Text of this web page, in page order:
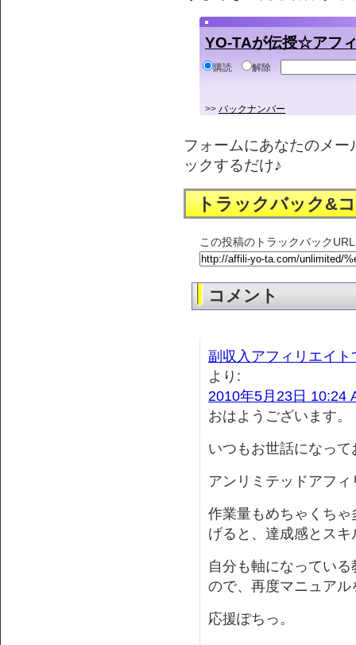
YO-TAが伝授☆アフ
購読 解除
>> バックナンバー
フォームにあなたのメ
ックするだけ♪
トラックバック&
この投稿のトラックバック
コメント
副収入アフィリエイ
より:
2010年5月23日 10:24
おはようございます。
いつもお世話になって
アンリミテッドアフ
作業量もめちゃくち
げると、達成感とス
自分も軸になってい
ので、再度マニュア
応援ぽちっ。